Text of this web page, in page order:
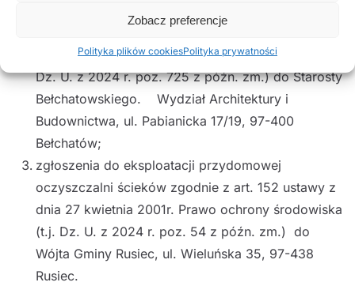
Zobacz preferencje
Polityka plików cookiesPolityka prywatności
ustawy z dnia 7 lipca 1994 r. Prawo budowlane (t.j.
Dz. U. z 2024 r. poz. 725 z późn. zm.) do Starosty
Bełchatowskiego. Wydział Architektury i
Budownictwa, ul. Pabianicka 17/19, 97-400
Bełchatów;
zgłoszenia do eksploatacji przydomowej
oczyszczalni ścieków zgodnie z art. 152 ustawy z
dnia 27 kwietnia 2001r. Prawo ochrony środowiska
(t.j. Dz. U. z 2024 r. poz. 54 z późn. zm.) do
Wójta Gminy Rusiec, ul. Wieluńska 35, 97-438
Rusiec.